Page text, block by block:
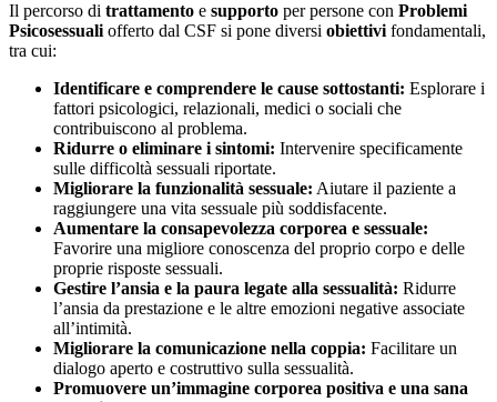
Il percorso di trattamento e supporto per persone con Problemi
Psicosessualiofferto dal CSF si pone diversi obiettivifondamentali,
tra cui:
Identificare e comprendere le cause sottostanti: Esplorare i
fattori psicologici, relazionali, medici o sociali che
contribuiscono al problema.
Ridurre o eliminare i sintomi: Intervenire specificamente
sulle difficoltà sessuali riportate.
Migliorare la funzionalità sessuale: Aiutare il paziente a
raggiungere una vita sessuale più soddisfacente.
Aumentare la consapevolezza corporea e sessuale:
Favorire una migliore conoscenza del proprio corpo e delle
proprie risposte sessuali.
Gestire l’ansia e la paura legate alla sessualità: Ridurre
l’ansia da prestazione e le altre emozioni negative associate
all’intimità.
Migliorare la comunicazione nella coppia: Facilitare un
dialogo aperto e costruttivo sulla sessualità.
Promuovere un’immagine corporea positiva e una sana